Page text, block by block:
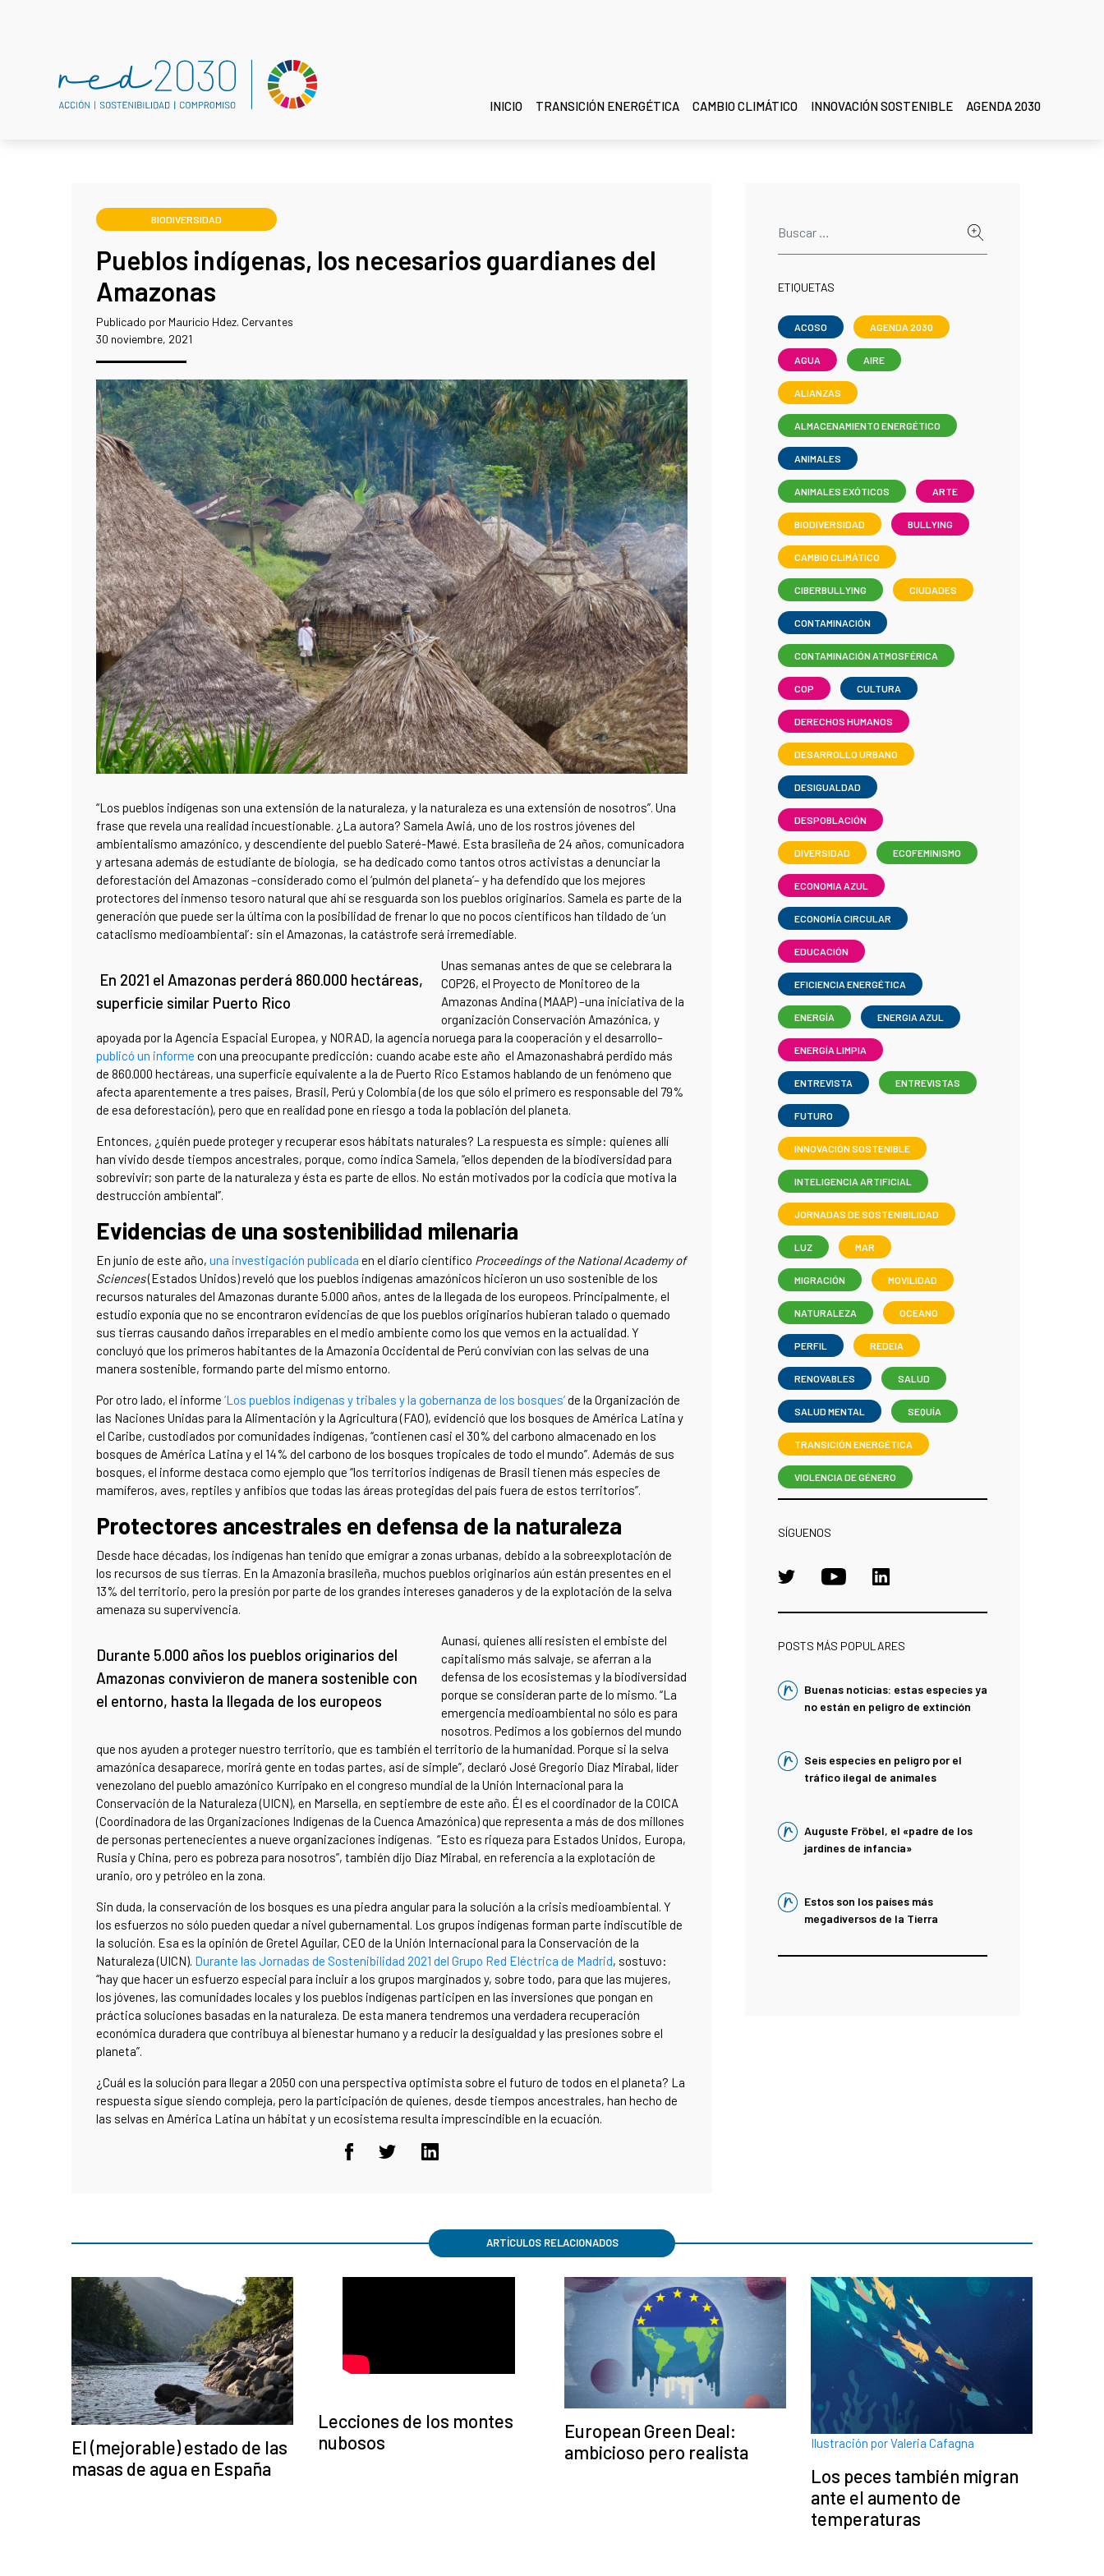
INICIO TRANSICIÓN ENERGÉTICA CAMBIO CLIMÁTICO INNOVACIÓN SOSTENIBLE AGENDA 2030
BIODIVERSIDAD
Pueblos indígenas, los necesarios guardianes del
Amazonas
Publicado por Mauricio Hdez. Cervantes
30 noviembre, 2021
“Los pueblos indígenas son una extensión de la naturaleza, y la naturaleza es una extensión de nosotros”. Una
frase que revela una realidad incuestionable. ¿La autora? Samela Awiá, uno de los rostros jóvenes del
ambientalismo amazónico, y descendiente del pueblo Sateré-Mawé. Esta brasileña de 24 años, comunicadora
y artesana además de estudiante de biología, se ha dedicado como tantos otros activistas a denunciar la
deforestación del Amazonas –considerado como el ‘pulmón del planeta’– y ha defendido que los mejores
protectores del inmenso tesoro natural que ahí se resguarda son los pueblos originarios. Samela es parte de la
generación que puede ser la última con la posibilidad de frenar lo que no pocos científicos han tildado de ‘un
cataclismo medioambiental’: sin el Amazonas, la catástrofe será irremediable.
En 2021 el Amazonas perderá 860.000 hectáreas,
superficie similar Puerto Rico
Unas semanas antes de que se celebrara la
COP26, el Proyecto de Monitoreo de la
Amazonas Andina (MAAP) –una iniciativa de la
organización Conservación Amazónica, y
apoyada por la Agencia Espacial Europea, y NORAD, la agencia noruega para la cooperación y el desarrollo–
publicó un informe con una preocupante predicción: cuando acabe este año el Amazonashabrá perdido más
de 860.000 hectáreas, una superficie equivalente a la de Puerto Rico Estamos hablando de un fenómeno que
afecta aparentemente a tres países, Brasil, Perú y Colombia (de los que sólo el primero es responsable del 79%
de esa deforestación), pero que en realidad pone en riesgo a toda la población del planeta.
Entonces, ¿quién puede proteger y recuperar esos hábitats naturales? La respuesta es simple: quienes allí
han vivido desde tiempos ancestrales, porque, como indica Samela, “ellos dependen de la biodiversidad para
sobrevivir; son parte de la naturaleza y ésta es parte de ellos. No están motivados por la codicia que motiva la
destrucción ambiental”.
Evidencias de una sostenibilidad milenaria
En junio de este año, una investigación publicada en el diario científico Proceedings of the National Academy of
Sciences(Estados Unidos) reveló que los pueblos indígenas amazónicos hicieron un uso sostenible de los
recursos naturales del Amazonas durante 5.000 años, antes de la llegada de los europeos. Principalmente, el
estudio exponía que no se encontraron evidencias de que los pueblos originarios hubieran talado o quemado
sus tierras causando daños irreparables en el medio ambiente como los que vemos en la actualidad. Y
concluyó que los primeros habitantes de la Amazonia Occidental de Perú convivían con las selvas de una
manera sostenible, formando parte del mismo entorno.
Por otro lado, el informe ‘Los pueblos indígenas y tribales y la gobernanza de los bosques’de la Organización de
las Naciones Unidas para la Alimentación y la Agricultura (FAO), evidenció que los bosques de América Latina y
el Caribe, custodiados por comunidades indígenas, “contienen casi el 30% del carbono almacenado en los
bosques de América Latina y el 14% del carbono de los bosques tropicales de todo el mundo”. Además de sus
bosques, el informe destaca como ejemplo que “los territorios indígenas de Brasil tienen más especies de
mamíferos, aves, reptiles y anfibios que todas las áreas protegidas del país fuera de estos territorios”.
Protectores ancestrales en defensa de la naturaleza
Desde hace décadas, los indígenas han tenido que emigrar a zonas urbanas, debido a la sobreexplotación de
los recursos de sus tierras. En la Amazonia brasileña, muchos pueblos originarios aún están presentes en el
13% del territorio, pero la presión por parte de los grandes intereses ganaderos y de la explotación de la selva
amenaza su supervivencia.
Durante 5.000 años los pueblos originarios del
Amazonas convivieron de manera sostenible con
el entorno, hasta la llegada de los europeos
Aunasí, quienes allí resisten el embiste del
capitalismo más salvaje, se aferran a la
defensa de los ecosistemas y la biodiversidad
porque se consideran parte de lo mismo. “La
emergencia medioambiental no sólo es para
nosotros. Pedimos a los gobiernos del mundo
que nos ayuden a proteger nuestro territorio, que es también el territorio de la humanidad. Porque si la selva
amazónica desaparece, morirá gente en todas partes, así de simple”, declaró José Gregorio Díaz Mirabal, líder
venezolano del pueblo amazónico Kurripako en el congreso mundial de la Unión Internacional para la
Conservación de la Naturaleza (UICN), en Marsella, en septiembre de este año. Él es el coordinador de la COICA
(Coordinadora de las Organizaciones Indígenas de la Cuenca Amazónica) que representa a más de dos millones
de personas pertenecientes a nueve organizaciones indígenas. “Esto es riqueza para Estados Unidos, Europa,
Rusia y China, pero es pobreza para nosotros”, también dijo Díaz Mirabal, en referencia a la explotación de
uranio, oro y petróleo en la zona.
Sin duda, la conservación de los bosques es una piedra angular para la solución a la crisis medioambiental. Y
los esfuerzos no sólo pueden quedar a nivel gubernamental. Los grupos indígenas forman parte indiscutible de
la solución. Esa es la opinión de Gretel Aguilar, CEO de la Unión Internacional para la Conservación de la
Naturaleza (UICN). Durante las Jornadas de Sostenibilidad 2021 del Grupo Red Eléctrica de Madrid, sostuvo:
“hay que hacer un esfuerzo especial para incluir a los grupos marginados y, sobre todo, para que las mujeres,
los jóvenes, las comunidades locales y los pueblos indígenas participen en las inversiones que pongan en
práctica soluciones basadas en la naturaleza. De esta manera tendremos una verdadera recuperación
económica duradera que contribuya al bienestar humano y a reducir la desigualdad y las presiones sobre el
planeta”.
¿Cuál es la solución para llegar a 2050 con una perspectiva optimista sobre el futuro de todos en el planeta? La
respuesta sigue siendo compleja, pero la participación de quienes, desde tiempos ancestrales, han hecho de
las selvas en América Latina un hábitat y un ecosistema resulta imprescindible en la ecuación.
ETIQUETAS
ACOSO AGENDA 2030
AGUA AIRE
ALIANZAS
ALMACENAMIENTO ENERGÉTICO
ANIMALES
ANIMALES EXÓTICOS ARTE
BIODIVERSIDAD BULLYING
CAMBIO CLIMÁTICO
CIBERBULLYING CIUDADES
CONTAMINACIÓN
CONTAMINACIÓN ATMOSFÉRICA
COP CULTURA
DERECHOS HUMANOS
DESARROLLO URBANO
DESIGUALDAD
DESPOBLACIÓN
DIVERSIDAD ECOFEMINISMO
ECONOMIA AZUL
ECONOMÍA CIRCULAR
EDUCACIÓN
EFICIENCIA ENERGÉTICA
ENERGÍA ENERGIA AZUL
ENERGÍA LIMPIA
ENTREVISTA ENTREVISTAS
FUTURO
INNOVACIÓN SOSTENIBLE
INTELIGENCIA ARTIFICIAL
JORNADAS DE SOSTENIBILIDAD
LUZ MAR
MIGRACIÓN MOVILIDAD
NATURALEZA OCEANO
PERFIL REDEIA
RENOVABLES SALUD
SALUD MENTAL SEQUÍA
TRANSICIÓN ENERGÉTICA
VIOLENCIA DE GÉNERO
SÍGUENOS
POSTS MÁS POPULARES
Buenas noticias: estas especies ya
no están en peligro de extinción
Seis especies en peligro por el
tráfico ilegal de animales
Auguste Fröbel, el «padre de los
jardines de infancia»
Estos son los países más
megadiversos de la Tierra
ARTÍCULOS RELACIONADOS
El (mejorable) estado de las
masas de agua en España
Lecciones de los montes
nubosos
European Green Deal:
ambicioso pero realista
Ilustración por Valeria Cafagna
Los peces también migran
ante el aumento de
temperaturas